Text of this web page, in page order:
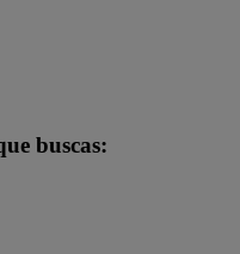
buscas: